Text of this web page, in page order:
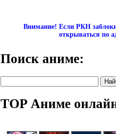
Внимание! Если РКН
открываться по
Поиск аниме:
TOP Аниме